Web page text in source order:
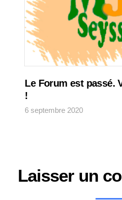
Le Forum est passé.
!
6 septembre 2020
Laisser un